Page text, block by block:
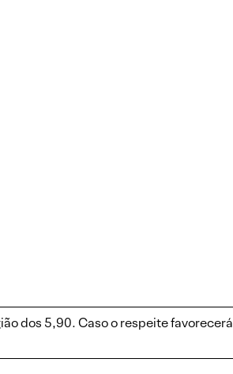
dos 5,90. Caso o respeite favorecerá